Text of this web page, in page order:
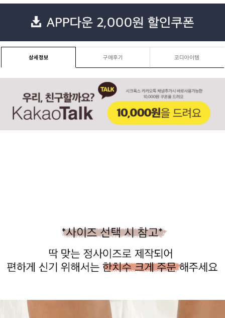
상세정보 구매후기 코디아이템